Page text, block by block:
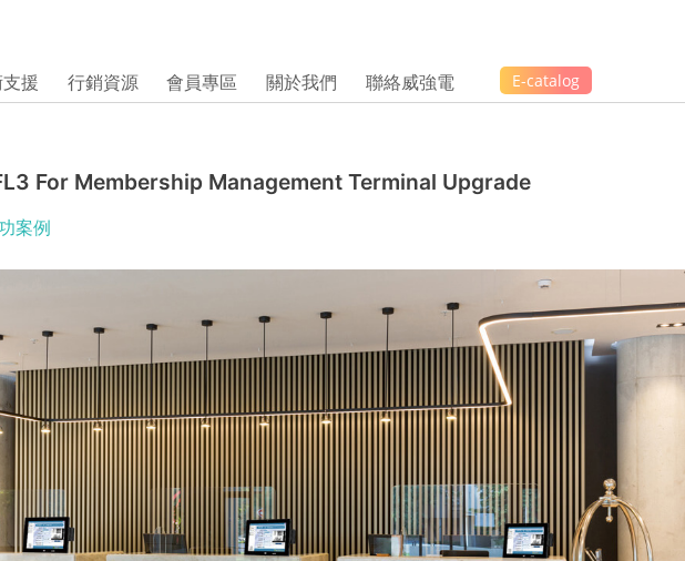
援 行銷資源 會員專區 關於我們 聯絡威強電 E-catalog
For Membership Management Terminal Upgrade
案例